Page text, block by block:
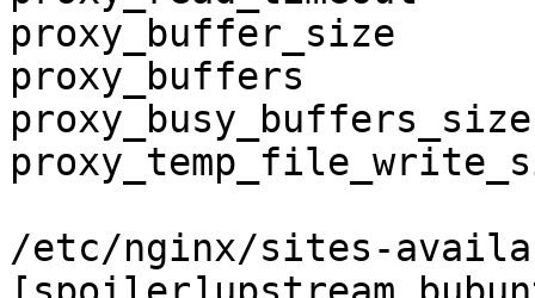
proxy_buffer_size
proxy_buffers
/etc/nginx/sites-